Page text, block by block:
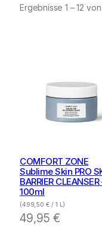
Ergebnisse 1 – 12
COMFORT ZONE
Sublime Skin PRO
BARRIER CLEANSER
100ml
(499,50 € / 1 L)
49,95€